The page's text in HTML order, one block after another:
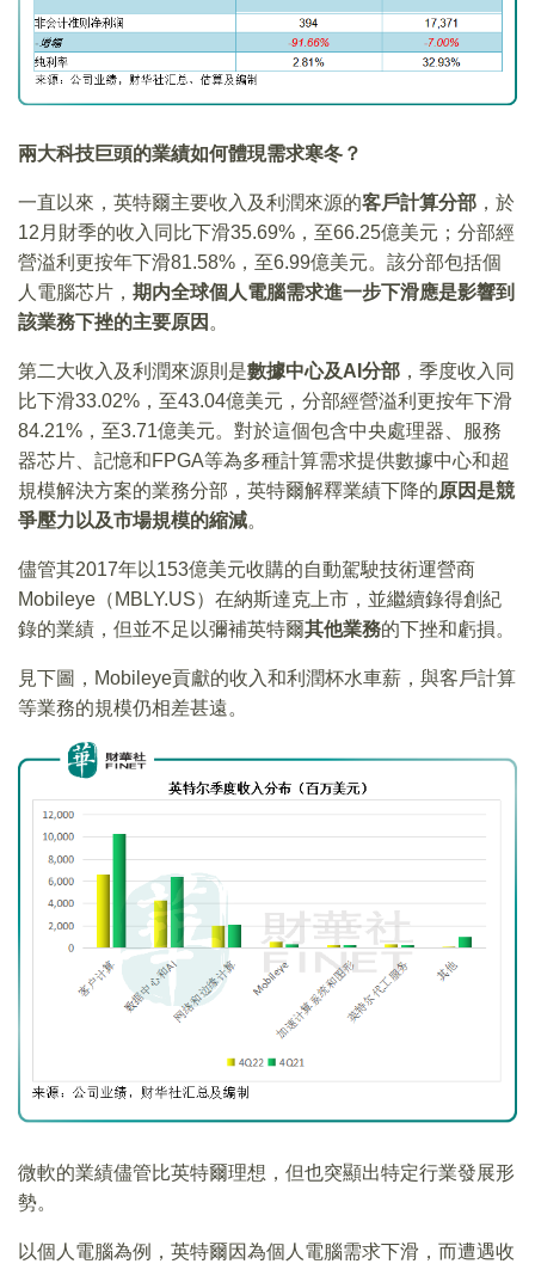
兩大科技巨頭的業績如何體現需求寒冬？
一直以來，英特爾主要收入及利潤來源的客戶計算分部 ，於
12月財季的收入同比下滑35.69%，至66.25億美元；分部經
營溢利更按年下滑81.58%，至6.99億美元。該分部包括個
人電腦芯片， 期内全球個人電腦需求進一步下滑應是影響到
該業務下挫的主要原因 。
第二大收入及利潤來源則是數據中心及AI分部 ，季度收入同
比下滑33.02%，至43.04億美元，分部經營溢利更按年下滑
84.21%，至3.71億美元。對於這個包含中央處理器、服務
器芯片、記憶和FPGA等為多種計算需求提供數據中心和超
規模解決方案的業務分部，英特爾解釋業績下降的原因是競
爭壓力以及市場規模的縮減。
儘管其2017年以153億美元收購的自動駕駛技術運營商
Mobileye（MBLY.US）在納斯達克上市，並繼續錄得創紀
錄的業績，但並不足以彌補英特爾其他業務的下挫和虧損。
見下圖，Mobileye貢獻的收入和利潤杯水車薪，與客戶計算
等業務的規模仍相差甚遠。
微軟的業績儘管比英特爾理想，但也突顯出特定行業發展形
勢。
以個人電腦為例，英特爾因為個人電腦需求下滑，而遭遇收